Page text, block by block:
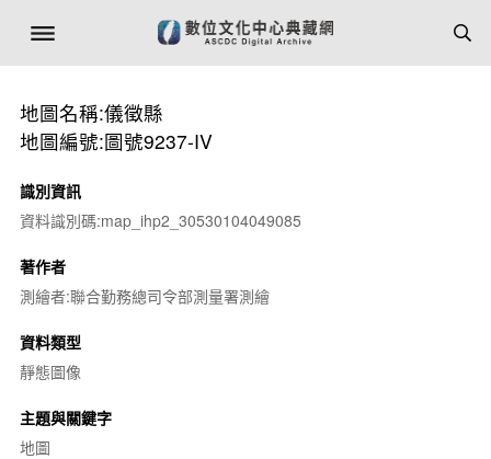
地圖名稱:儀徵縣
地圖編號:圖號9237-IV
識別資訊
資料識別碼:map_ihp2_30530104049085
著作者
測繪者:聯合勤務總司令部測量署測繪
資料類型
靜態圖像
主題與關鍵字
地圖